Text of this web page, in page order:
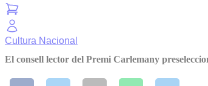
Cultura Nacional
El consell lector del Premi Carlemany